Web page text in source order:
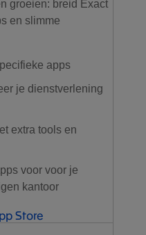
groeien: breid Exact
en slimme
apps
je dienstverlening
extra tools en
voor voor je
kantoor
Store